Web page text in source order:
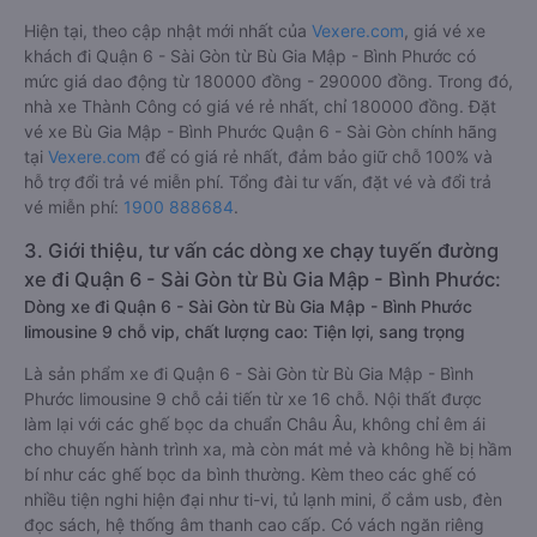
Hiện tại, theo cập nhật mới nhất của Vexere.com , giá vé xe
khách đi Quận 6 - Sài Gòn từ Bù Gia Mập - Bình Phước có
mức giá dao động từ 180000 đồng - 290000 đồng. Trong đó,
nhà xe Thành Công có giá vé rẻ nhất, chỉ 180000 đồng. Đặt
vé xe Bù Gia Mập - Bình Phước Quận 6 - Sài Gòn chính hãng
tại Vexere.com để có giá rẻ nhất, đảm bảo giữ chỗ 100% và
hỗ trợ đổi trả vé miễn phí. Tổng đài tư vấn, đặt vé và đổi trả
vé miễn phí: 1900 888684.
3. Giới thiệu, tư vấn các dòng xe chạy tuyến đường
xe đi Quận 6 - Sài Gòn từ Bù Gia Mập - Bình Phước:
Dòng xe đi Quận 6 - Sài Gòn từ Bù Gia Mập - Bình Phước
limousine 9 chỗ vip, chất lượng cao: Tiện lợi, sang trọng
Là sản phẩm xe đi Quận 6 - Sài Gòn từ Bù Gia Mập - Bình
Phước limousine 9 chỗ cải tiến từ xe 16 chỗ. Nội thất được
làm lại với các ghế bọc da chuẩn Châu Âu, không chỉ êm ái
cho chuyến hành trình xa, mà còn mát mẻ và không hề bị hầm
bí như các ghế bọc da bình thường. Kèm theo các ghế có
nhiều tiện nghi hiện đại như ti-vi, tủ lạnh mini, ổ cắm usb, đèn
đọc sách, hệ thống âm thanh cao cấp. Có vách ngăn riêng